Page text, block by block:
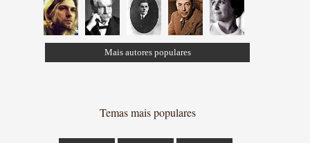
Mais autores populares
Temas mais populares